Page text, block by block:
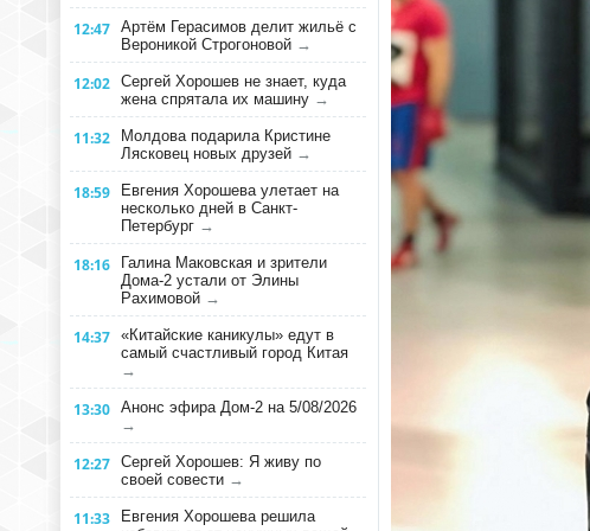
12:47 Артём Герасимов делит жильё с
Вероникой Строгоновой →
12:02 Сергей Хорошев не знает, куда
жена спрятала их машину →
11:32
Молдова подарила Кристине
Лясковец новых друзей →
18:59
Евгения Хорошева улетает на
несколько дней в Санкт-
Петербург →
18:16
Галина Маковская и зрители
Дома-2 устали от Элины
Рахимовой →
14:37 «Китайские каникулы» едут в
самый счастливый город Китая
→
13:30 Анонс эфира Дом-2 на 5/08/2026
→
12:27 Сергей Хорошев: Я живу по
своей совести →
11:33
Евгения Хорошева решила